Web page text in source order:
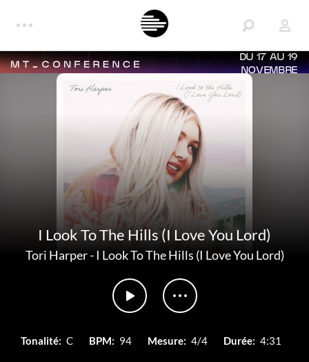
DU 17 AU 19
NOVEMBRE
I Look To The Hills (I Love You Lord)
Tori Harper-I Look To The Hills (I Love You Lord)
Tonalité: C BPM: 94 Mesure: 4/4 Durée: 4:31